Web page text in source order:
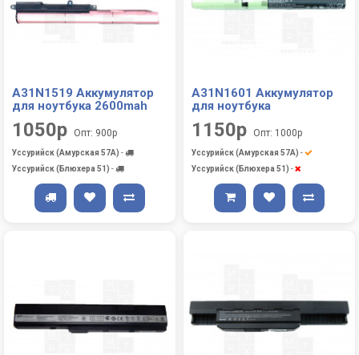
A31N1519 Аккумулятор
для ноутбука 2600mah
1050р Опт: 900р
Уссурийск (Амурская 57А) -
Уссурийск (Блюхера 51) -
A31N1601 Аккумулятор
для ноутбука
1150р Опт: 1000р
Уссурийск (Амурская 57А) -
Уссурийск (Блюхера 51) -